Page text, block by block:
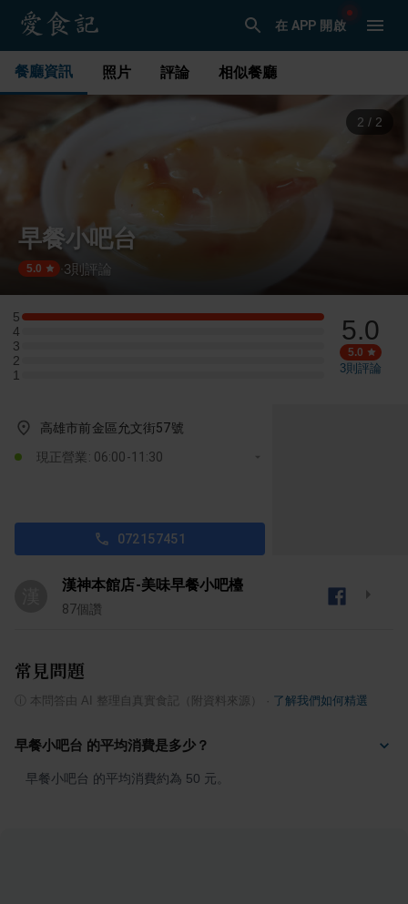
在 APP 開啟
餐廳資訊 照片 評論 相似餐廳
1 / 2
早餐小吧台
5.0 3則評論
5
5 星：2 則評論
4
4 星：0 則評論
3
3 星：0 則評論
2
2 星：0 則評論
1
1 星：0 則評論
5.0
5.0
3則評論
高雄市前金區允文街57號
現正營業: 06:00-11:30
072157451
漢神本館店-美味早餐小吧檯
87個讚
常見問題
本問答由 AI 整理自真實食記（附資料來源） 了解我們如何精選
早餐小吧台 的平均消費是多少？
早餐小吧台 的平均消費約為 50 元。